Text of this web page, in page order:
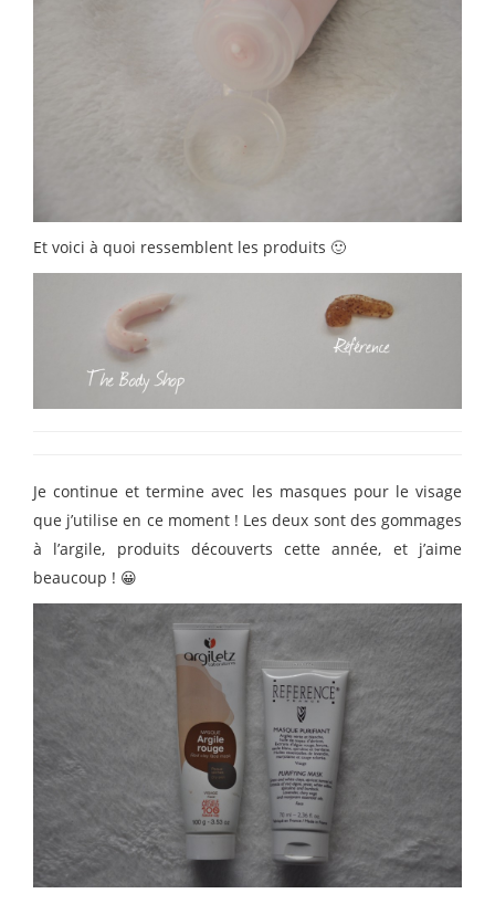
Et voici à quoi ressemblent les produits 🙂
Je continue et termine avec les masques pour le visage
que j’utilise en ce moment ! Les deux sont des gommages
à l’argile, produits découverts cette année, et j’aime
beaucoup ! 😀